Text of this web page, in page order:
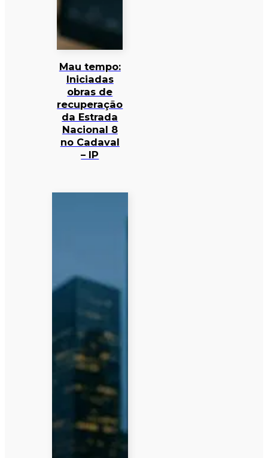
Mau tempo:
Iniciadas
obras de
recuperação
da Estrada
Nacional 8
no Cadaval
– IP